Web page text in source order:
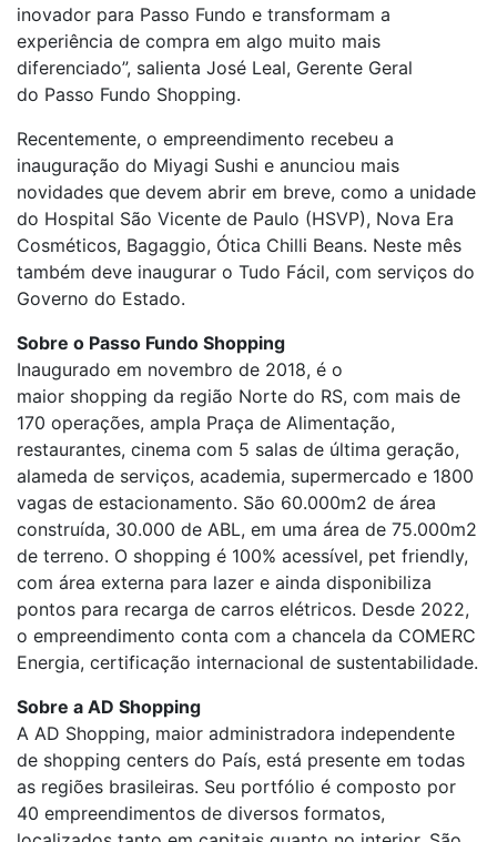
inovador para Passo Fundo e transformam a
experiência de compra em algo muito mais
diferenciado”, salienta José Leal, Gerente Geral
do Passo Fundo Shopping.
Recentemente, o empreendimento recebeu a
inauguração do Miyagi Sushi e anunciou mais
novidades que devem abrir em breve, como a unidade
do Hospital São Vicente de Paulo (HSVP), Nova Era
Cosméticos, Bagaggio, Ótica Chilli Beans. Neste mês
também deve inaugurar o Tudo Fácil, com serviços do
Governo do Estado.
Sobre o Passo Fundo Shopping
Inaugurado em novembro de 2018, é o
maior shopping da região Norte do RS, com mais de
170 operações, ampla Praça de Alimentação,
restaurantes, cinema com 5 salas de última geração,
alameda de serviços, academia, supermercado e 1800
vagas de estacionamento. São 60.000m2 de área
construída, 30.000 de ABL, em uma área de 75.000m2
de terreno. O shopping é 100% acessível, pet friendly,
com área externa para lazer e ainda disponibiliza
pontos para recarga de carros elétricos. Desde 2022,
o empreendimento conta com a chancela da COMERC
Energia, certificação internacional de sustentabilidade.
Sobre a AD Shopping
A AD Shopping, maior administradora independente
de shopping centers do País, está presente em todas
as regiões brasileiras. Seu portfólio é composto por
40 empreendimentos de diversos formatos,